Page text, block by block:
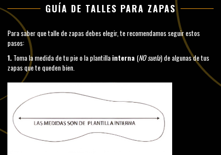
GUÍA DE TALLES PARA ZAPAS
Para saber que talle de zapas debes elegir, te recomendamos seguir estos
pasos:
1.Toma la medida de tu pie o la plantillainterna (NO suela) de algunas de tus
zapas que te queden bien.